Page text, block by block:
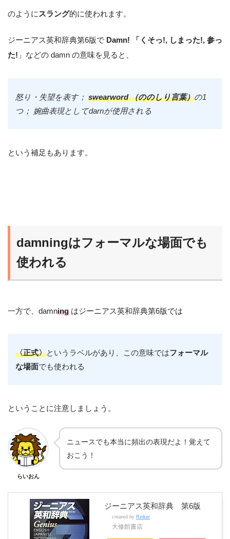
のように スラング的に使われます。
ジーニアス英和辞典第6版で Damn! 「くそっ!, しまった!, 参っ
た! 」などの damn の意味を見ると、
怒り・失望を表す；swearword （ののしり言葉）の1
つ； 婉曲表現としてdarnが使用される
という補足もあります。
damningはフォーマルな場面でも
使われる
一方で、damning はジーニアス英和辞典第6版では
〈正式〉というラベルがあり、この意味ではフォーマル
な場面でも使われる
ということに注意しましょう。
らいおん
ニュースでも本当に頻出の表現だよ！覚えて
おこう！
ジーニアス英和辞典 第6版
created by Rinker
大修館書店